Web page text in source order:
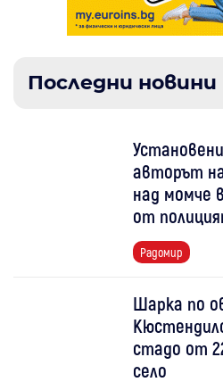
Последни новини
авторът
над момче
от
Радомир
Шарка по
стадо от
село